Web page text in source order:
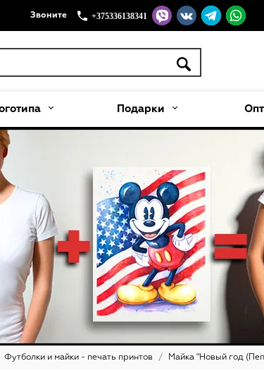
Звоните +375336138341
Подарки
Футболки и майки - печать принтов Майка "Новый год